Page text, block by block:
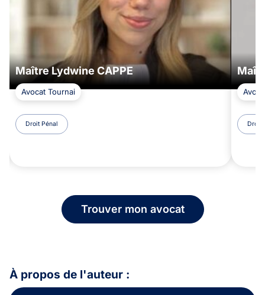
Maître Lydwine CAPPE
Avocat Tournai
Droit Pénal Droit
Trouver mon avocat
À propos de l'auteur :